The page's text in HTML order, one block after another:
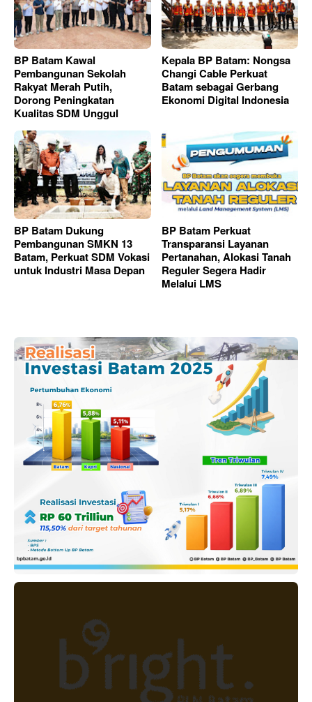
BP Batam Kawal
Pembangunan Sekolah
Rakyat Merah Putih,
Dorong Peningkatan
Kualitas SDM Unggul
Kepala BP Batam: Nongsa
Changi Cable Perkuat
Batam sebagai Gerbang
Ekonomi Digital Indonesia
BP Batam Dukung
Pembangunan SMKN 13
Batam, Perkuat SDM Vokasi
untuk Industri Masa Depan
BP Batam Perkuat
Transparansi Layanan
Pertanahan, Alokasi Tanah
Reguler Segera Hadir
Melalui LMS